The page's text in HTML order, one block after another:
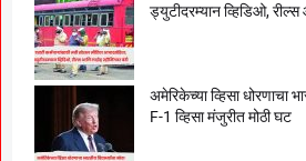
ड्युटीदरम्यान व्हिडिओ, रील्स
अमेरिकेच्या व्हिसा धोरणाचा
F-1 व्हिसा मंजुरीत मोठी घट